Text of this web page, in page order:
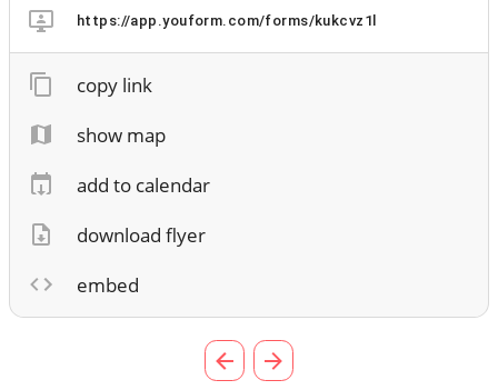
https://app.youform.com/forms/kukcvz1l
copy link
show map
add to calendar
download flyer
embed